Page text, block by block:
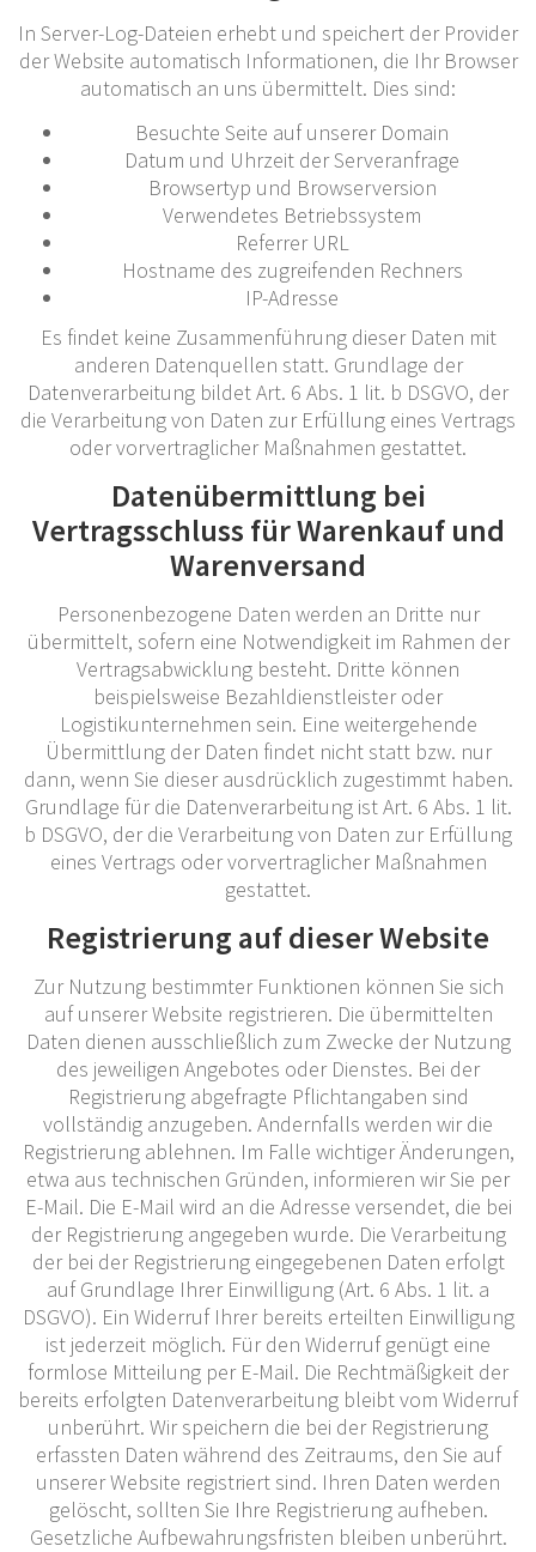
In Server-Log-Dateien erhebt und speichert der Provider
der Website automatisch Informationen, die Ihr Browser
automatisch an uns übermittelt. Dies sind:
Besuchte Seite auf unserer Domain
Datum und Uhrzeit der Serveranfrage
Browsertyp und Browserversion
Verwendetes Betriebssystem
Referrer URL
Hostname des zugreifenden Rechners
IP-Adresse
Es findet keine Zusammenführung dieser Daten mit
anderen Datenquellen statt. Grundlage der
Datenverarbeitung bildet Art. 6 Abs. 1 lit. b DSGVO, der
die Verarbeitung von Daten zur Erfüllung eines Vertrags
oder vorvertraglicher Maßnahmen gestattet.
Datenübermittlung bei
Vertragsschluss für Warenkauf und
Warenversand
Personenbezogene Daten werden an Dritte nur
übermittelt, sofern eine Notwendigkeit im Rahmen der
Vertragsabwicklung besteht. Dritte können
beispielsweise Bezahldienstleister oder
Logistikunternehmen sein. Eine weitergehende
Übermittlung der Daten findet nicht statt bzw. nur
dann, wenn Sie dieser ausdrücklich zugestimmt haben.
Grundlage für die Datenverarbeitung ist Art. 6 Abs. 1 lit.
b DSGVO, der die Verarbeitung von Daten zur Erfüllung
eines Vertrags oder vorvertraglicher Maßnahmen
gestattet.
Registrierung auf dieser Website
Zur Nutzung bestimmter Funktionen können Sie sich
auf unserer Website registrieren. Die übermittelten
Daten dienen ausschließlich zum Zwecke der Nutzung
des jeweiligen Angebotes oder Dienstes. Bei der
Registrierung abgefragte Pflichtangaben sind
vollständig anzugeben. Andernfalls werden wir die
Registrierung ablehnen. Im Falle wichtiger Änderungen,
etwa aus technischen Gründen, informieren wir Sie per
E-Mail. Die E-Mail wird an die Adresse versendet, die bei
der Registrierung angegeben wurde. Die Verarbeitung
der bei der Registrierung eingegebenen Daten erfolgt
auf Grundlage Ihrer Einwilligung (Art. 6 Abs. 1 lit. a
DSGVO). Ein Widerruf Ihrer bereits erteilten Einwilligung
ist jederzeit möglich. Für den Widerruf genügt eine
formlose Mitteilung per E-Mail. Die Rechtmäßigkeit der
bereits erfolgten Datenverarbeitung bleibt vom Widerruf
unberührt. Wir speichern die bei der Registrierung
erfassten Daten während des Zeitraums, den Sie auf
unserer Website registriert sind. Ihren Daten werden
gelöscht, sollten Sie Ihre Registrierung aufheben.
Gesetzliche Aufbewahrungsfristen bleiben unberührt.